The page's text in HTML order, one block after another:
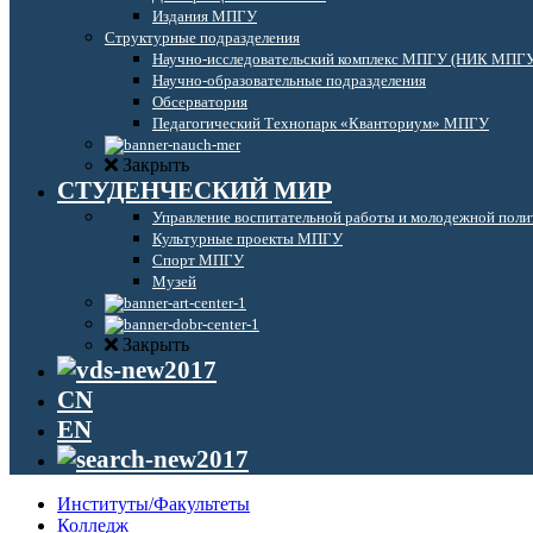
Издания МПГУ
Структурные подразделения
Научно-исследовательский комплекс МПГУ (НИК
Научно-образовательные подразделения
Обсерватория
Педагогический Технопарк «Кванториум» МПГУ
Закрыть
СТУДЕНЧЕСКИЙ МИР
Управление воспитательной работы и молодежной
Культурные проекты МПГУ
Спорт МПГУ
Музей
Закрыть
CN
EN
Институты/Факультеты
Колледж